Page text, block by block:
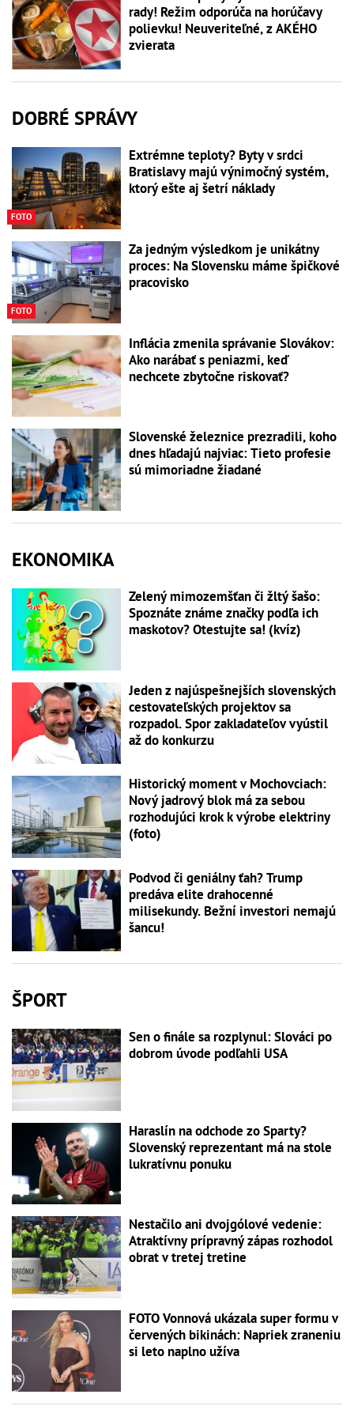
rady! Režim odporúča na horúčavy
polievku! Neuveriteľné, z AKÉHO
zvierata
DOBRÉ SPRÁVY
FOTO
Extrémne teploty? Byty v srdci
Bratislavy majú výnimočný systém,
ktorý ešte aj šetrí náklady
FOTO
Za jedným výsledkom je unikátny
proces: Na Slovensku máme špičkové
pracovisko
Inflácia zmenila správanie Slovákov:
Ako narábať s peniazmi, keď
nechcete zbytočne riskovať?
Slovenské železnice prezradili, koho
dnes hľadajú najviac: Tieto profesie
sú mimoriadne žiadané
EKONOMIKA
Zelený mimozemšťan či žltý šašo:
Spoznáte známe značky podľa ich
maskotov? Otestujte sa! (kvíz)
Jeden z najúspešnejších slovenských
cestovateľských projektov sa
rozpadol. Spor zakladateľov vyústil
až do konkurzu
Historický moment v Mochovciach:
Nový jadrový blok má za sebou
rozhodujúci krok k výrobe elektriny
(foto)
Podvod či geniálny ťah? Trump
predáva elite drahocenné
milisekundy. Bežní investori nemajú
šancu!
ŠPORT
Sen o finále sa rozplynul: Slováci po
dobrom úvode podľahli USA
Haraslín na odchode zo Sparty?
Slovenský reprezentant má na stole
lukratívnu ponuku
Nestačilo ani dvojgólové vedenie:
Atraktívny prípravný zápas rozhodol
obrat v tretej tretine
FOTO Vonnová ukázala super formu v
červených bikinách: Napriek zraneniu
si leto naplno užíva